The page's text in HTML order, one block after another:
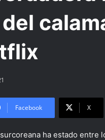
Facebook X
ha estado entre